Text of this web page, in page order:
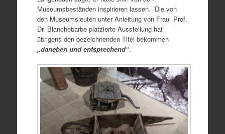
Museumsbeständen inspirieren lassen. Die von
den Museumsleuten unter Anleitung von Frau Prof.
Dr. Blanchebarbe platzierte Ausstellung hat
übrigens den bezeichnenden Titel bekommen
„daneben und entsprechend“.